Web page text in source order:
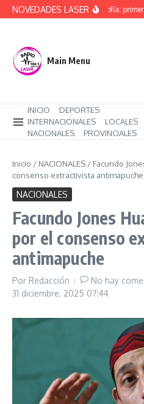
Saltar al contenido
NOVEDADES LASERAlerta Sofía:
Main Menu
INICIO
DEPORTES
INTERNACIONALES
LOCALES
NACIONALES
PROVINCIALES
Inicio / NACIONALES / Facundo
consenso extractivista antimapuche
NACIONALES
Facundo Jones
por el consenso
antimapuche
Por Redacción
No hay
31 diciembre, 2025 07:44